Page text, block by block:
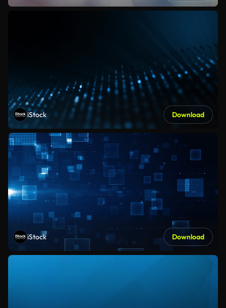
iStock Download
iStock Download